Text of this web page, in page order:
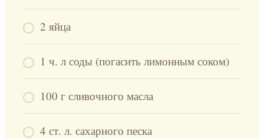
2 яйца
1 ч. л соды (погасить лимонным соком)
100 г сливочного масла
4 ст. л. сахарного песка